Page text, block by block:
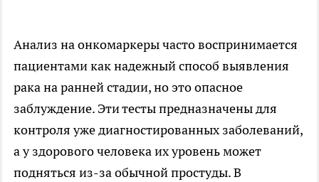
Анализ на онкомаркеры часто воспринимается
пациентами как надежный способ выявления
рака на ранней стадии, но это опасное
заблуждение. Эти тесты предназначены для
контроля уже диагностированных заболеваний,
а у здорового человека их уровень может
подняться из-за обычной простуды. В